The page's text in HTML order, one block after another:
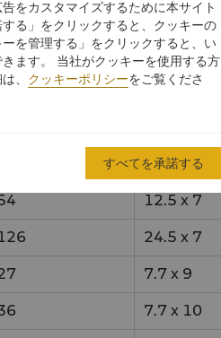
18.3x 29
17.9x29
18.3 x29
12x7
12.5 x 7
24.5 x 7
7.7 x 9
7.7 x 10
をカスタマイズするために本サイト
る」をクリックすると、クッキーの
を管理する」をクリックすると、い
ます。 当社がクッキーを使用する方
、 クッキーポリシーをご覧くださ
すべてを承諾する